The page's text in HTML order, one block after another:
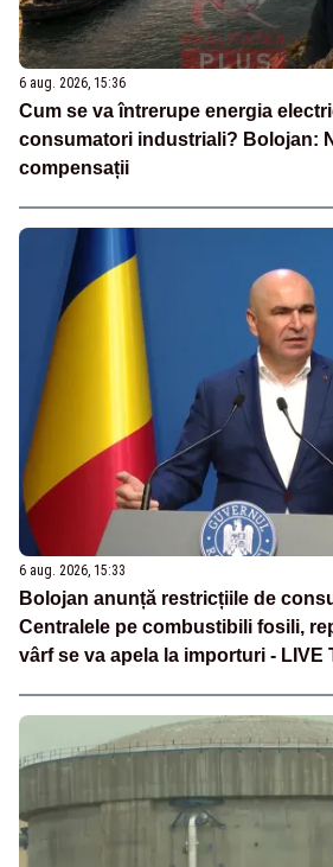
6 aug. 2026, 15:36
Cum se va întrerupe energia
consumatori industriali? Bolojan:
compensații
6 aug. 2026, 15:33
Bolojan anunță restricțiile de
Centralele pe combustibili fosili,
vârf se va apela la importuri - LIVE